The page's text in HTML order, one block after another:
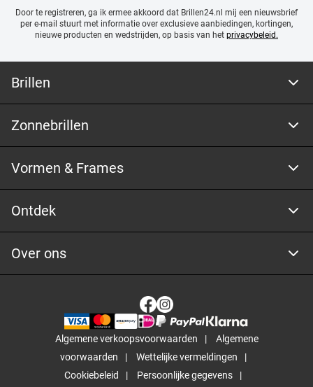
Door te registreren, ga ik ermee akkoord dat Brillen24.nl mij een nieuwsbrief
per e-mail stuurt met informatie over exclusieve aanbiedingen, kortingen,
nieuwe producten en wedstrijden, op basis van het privacybeleid.
Brillen
Zonnebrillen
Vormen & Frames
Ontdek
Over ons
Algemene verkoopsvoorwaarden
Algemene
voorwaarden
Wettelijke vermeldingen
Cookiebeleid
Persoonlijke gegevens